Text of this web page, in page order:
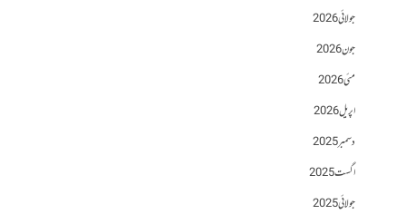
جولائی 2026
جون 2026
مئی 2026
اپریل 2026
دسمبر 2025
اگست 2025
جولائی 2025